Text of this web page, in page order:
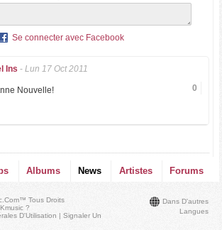
Se connecter avec Facebook
Ins - Lun 17 Oct 2011
0
Nouvelle!
Albums News Artistes Forums
Dans D'autres
Langues
Tous Droits
?
D'Utilisation |Signaler Un